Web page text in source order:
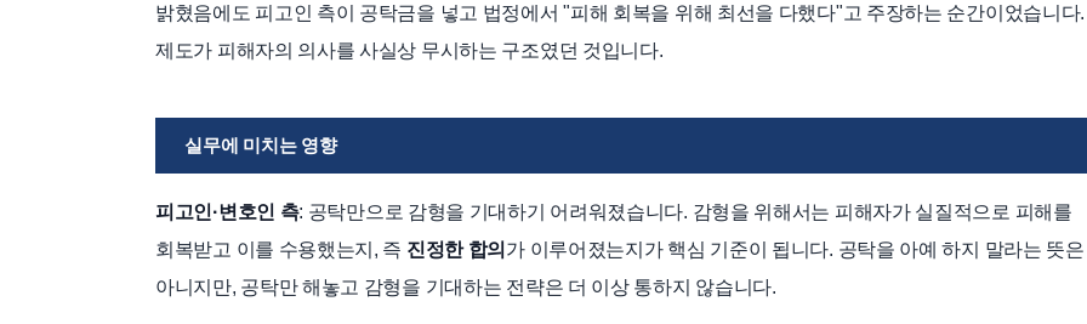
밝혔음에도 피고인 측이 공탁금을 넣고 법정에서 "피해 회복을 위해 최선을 다했다"고 주장하는 순간이었습니다.
제도가 피해자의 의사를 사실상 무시하는 구조였던 것입니다.
실무에 미치는 영향
피고인·변호인 측: 공탁만으로 감형을 기대하기 어려워졌습니다. 감형을 위해서는 피해자가 실질적으로 피해를
회복받고 이를 수용했는지, 즉 진정한 합의 가 이루어졌는지가 핵심 기준이 됩니다. 공탁을 아예 하지 말라는 뜻은
아니지만, 공탁만 해놓고 감형을 기대하는 전략은 더 이상 통하지 않습니다.